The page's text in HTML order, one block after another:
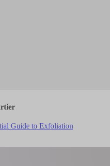
Guide to Exfoliation